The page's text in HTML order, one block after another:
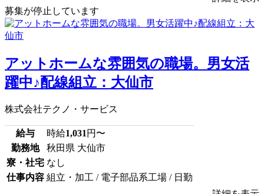
募集が停止しています
アットホームな雰囲気の職場。男女活
躍中♪配線組立：大仙市
株式会社テクノ・サービス
給与 時給1,031 円〜
勤務地
秋田県 大仙市
寮・社宅 なし
仕事内容 組立・加工 / 電子部品系工場 / 日勤